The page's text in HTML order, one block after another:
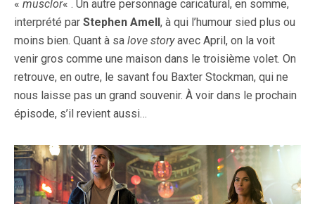
« musclor« . Un autre personnage caricatural, en somme,
interprété par Stephen Amell , à qui l’humour sied plus ou
moins bien. Quant à sa love storyavec April, on la voit
venir gros comme une maison dans le troisième volet. On
retrouve, en outre, le savant fou Baxter Stockman, qui ne
nous laisse pas un grand souvenir. À voir dans le prochain
épisode, s’il revient aussi…